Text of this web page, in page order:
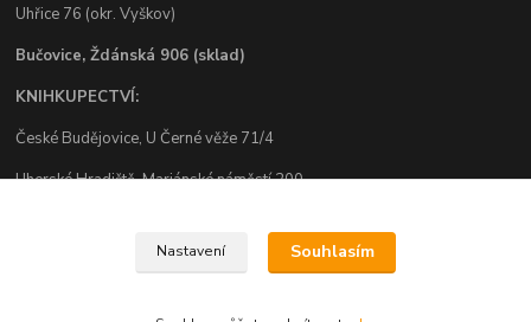
Uhřice 76 (okr. Vyškov)
Bučovice, Ždánská 906 (sklad)
KNIHKUPECTVÍ:
České Budějovice, U Černé věže 71/4
Uherské Hradiště, Mariánské náměstí 200
Nastavení Souhlasím